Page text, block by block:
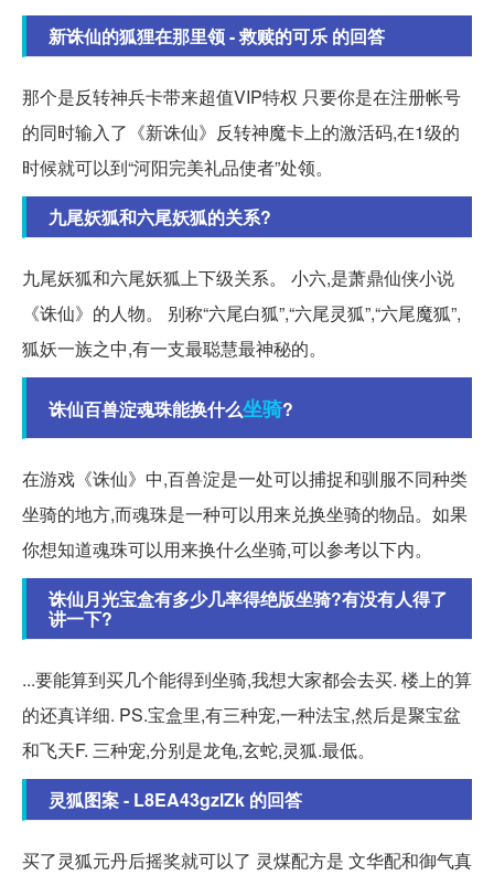
新诛仙的狐狸在那里领 - 救赎的可乐 的回答
那个是反转神兵卡带来超值VIP特权 只要你是在注册帐号
的同时输入了《新诛仙》反转神魔卡上的激活码,在1级的
时候就可以到“河阳完美礼品使者”处领。
九尾妖狐和六尾妖狐的关系?
九尾妖狐和六尾妖狐上下级关系。 小六,是萧鼎仙侠小说
《诛仙》的人物。 别称“六尾白狐”,“六尾灵狐”,“六尾魔狐”,
狐妖一族之中,有一支最聪慧最神秘的。
诛仙百兽淀魂珠能换什么坐骑?
在游戏《诛仙》中,百兽淀是一处可以捕捉和驯服不同种类
坐骑的地方,而魂珠是一种可以用来兑换坐骑的物品。如果
你想知道魂珠可以用来换什么坐骑,可以参考以下内。
诛仙月光宝盒有多少几率得绝版坐骑?有没有人得了
讲一下?
...要能算到买几个能得到坐骑,我想大家都会去买. 楼上的算
的还真详细. PS.宝盒里,有三种宠,一种法宝,然后是聚宝盆
和飞天F. 三种宠,分别是龙龟,玄蛇,灵狐.最低。
灵狐图案 - L8EA43gzlZk 的回答
买了灵狐元丹后摇奖就可以了 灵煤配方是 文华配和御气真